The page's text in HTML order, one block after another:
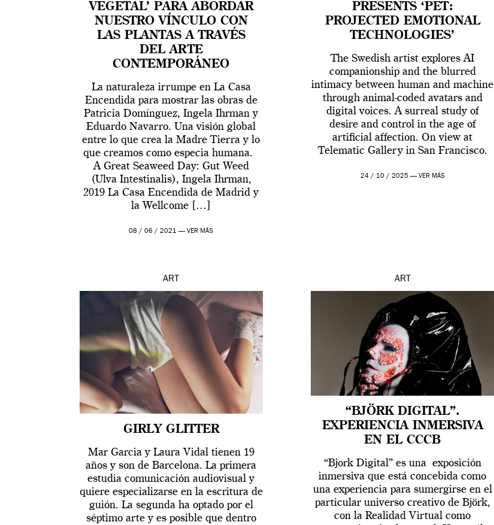
VEGETAL’ PARA ABORDAR
NUESTRO VÍNCULO CON
LAS PLANTAS A TRAVÉS
DEL ARTE
CONTEMPORÁNEO
La naturaleza irrumpe en La Casa
Encendida para mostrar las obras de
Patricia Domínguez, Ingela Ihrman y
Eduardo Navarro. Una visión global
entre lo que crea la Madre Tierra y lo
que creamos como especia humana.
A Great Seaweed Day: Gut Weed
(Ulva Intestinalis), Ingela Ihrman,
2019 La Casa Encendida de Madrid y
la Wellcome […]
08 / 06 / 2021 —VER MÁS
PRESENTS ‘PET:
PROJECTED EMOTIONAL
TECHNOLOGIES’
The Swedish artist explores AI
companionship and the blurred
intimacy between human and machine
through animal-coded avatars and
digital voices. A surreal study of
desire and control in the age of
artificial affection. On view at
Telematic Gallery in San Francisco.
24 / 10 / 2025 — VER MÁS
ART
GIRLY GLITTER
Mar Garcia y Laura Vidal tienen 19
años y son de Barcelona. La primera
estudia comunicación audiovisual y
quiere especializarse en la escritura de
guión. La segunda ha optado por el
séptimo arte y es posible que dentro
ART
“BJÖRK DIGITAL”.
EXPERIENCIA INMERSIVA
EN EL CCCB
“Bjork Digital” es una exposición
inmersiva que está concebida como
una experiencia para sumergirse en el
particular universo creativo de Björk,
con la Realidad Virtual como